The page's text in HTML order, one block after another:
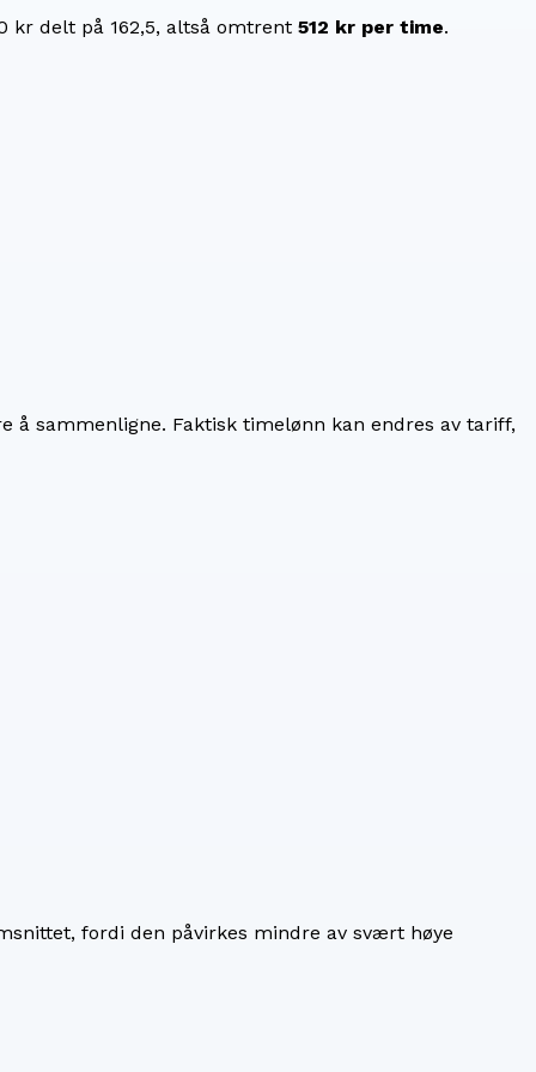
kr delt på 162,5, altså omtrent 512 kr per time.
å sammenligne. Faktisk timelønn kan endres av tariff,
fordi den påvirkes mindre av svært høye